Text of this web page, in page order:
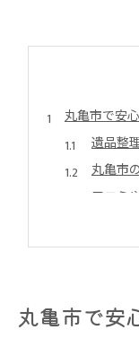
丸亀市で安
遺品整
丸亀市
口コミ
遺品
遺品整
遺品整
特殊な
丸亀市で安